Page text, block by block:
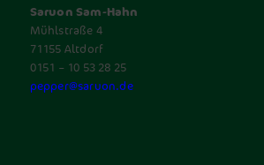
Saruon Sam-Hahn
Mühlstraße 4
71155 Altdorf
0151 – 10 53 28 25
pepper@saruon.de